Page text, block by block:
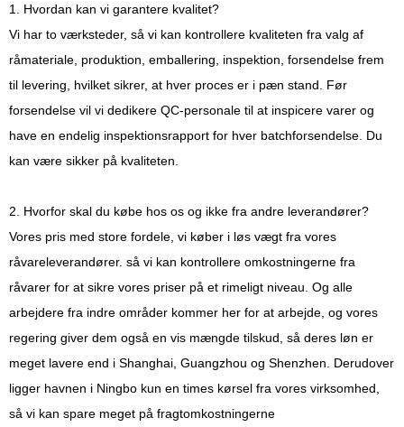
1. Hvordan kan vi garantere kvalitet?
Vi har to værksteder, så vi kan kontrollere kvaliteten fra valg af
råmateriale, produktion, emballering, inspektion, forsendelse frem
til levering, hvilket sikrer, at hver proces er i pæn stand. Før
forsendelse vil vi dedikere QC-personale til at inspicere varer og
have en endelig inspektionsrapport for hver batchforsendelse. Du
kan være sikker på kvaliteten.
2. Hvorfor skal du købe hos os og ikke fra andre leverandører?
Vores pris med store fordele, vi køber i løs vægt fra vores
råvareleverandører. så vi kan kontrollere omkostningerne fra
råvarer for at sikre vores priser på et rimeligt niveau. Og alle
arbejdere fra indre områder kommer her for at arbejde, og vores
regering giver dem også en vis mængde tilskud, så deres løn er
meget lavere end i Shanghai, Guangzhou og Shenzhen. Derudover
ligger havnen i Ningbo kun en times kørsel fra vores virksomhed,
så vi kan spare meget på fragtomkostningerne